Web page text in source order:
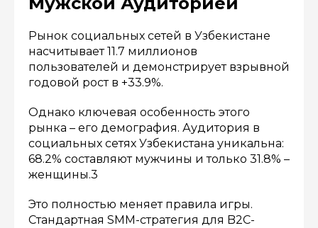
Рынок социальных сетей в Узбекистане
насчитывает 11.7 миллионов
пользователей и демонстрирует взрывной
годовой рост в +33.9%.
Однако ключевая особенность этого
рынка – его демография. Аудитория в
социальных сетях Узбекистана уникальна:
68.2% составляют мужчины и только 31.8% –
женщины.3
Это полностью меняет правила игры.
Стандартная SMM-стратегия для B2C-